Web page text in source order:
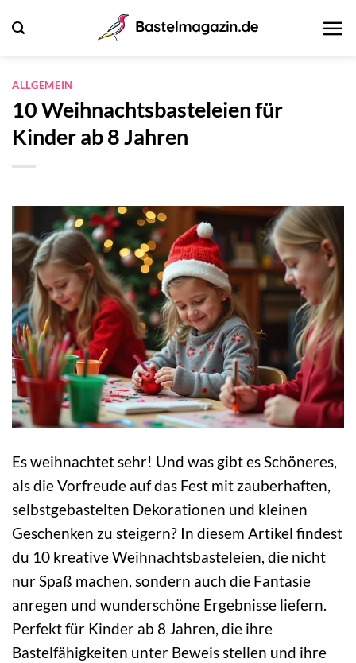
Inhalt
springen
ALLGEMEIN
10 Weihnachtsbasteleien für
Kinder ab 8 Jahren
Es weihnachtet sehr! Und was gibt es Schöneres,
als die Vorfreude auf das Fest mit zauberhaften,
selbstgebastelten Dekorationen und kleinen
Geschenken zu steigern? In diesem Artikel findest
du 10 kreative Weihnachtsbasteleien, die nicht
nur Spaß machen, sondern auch die Fantasie
anregen und wunderschöne Ergebnisse liefern.
Perfekt für Kinder ab 8 Jahren, die ihre
Bastelfähigkeiten unter Beweis stellen und ihre